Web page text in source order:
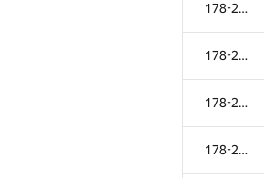
178-265
178-265
178-265
178-265